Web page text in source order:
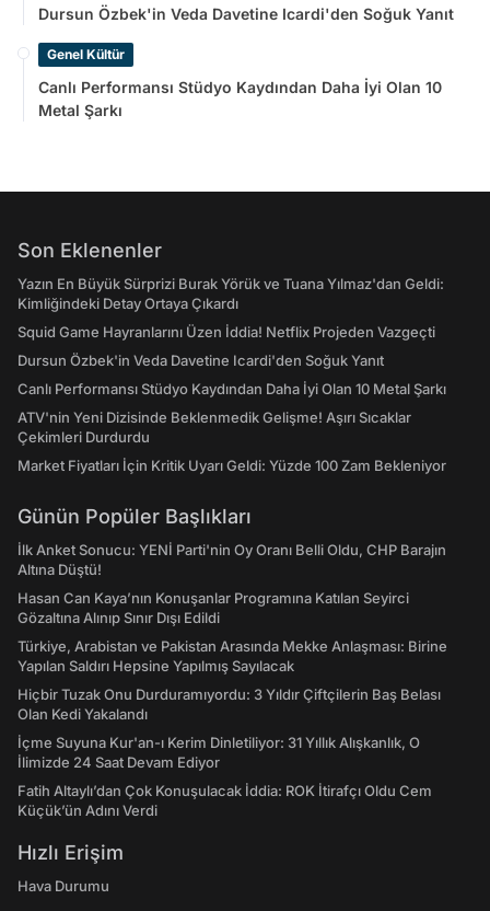
Dursun Özbek'in Veda Davetine Icardi'den Soğuk Yanıt
Genel Kültür
Canlı Performansı Stüdyo Kaydından Daha İyi Olan 10
Metal Şarkı
Son Eklenenler
Yazın En Büyük Sürprizi Burak Yörük ve Tuana Yılmaz'dan Geldi:
Kimliğindeki Detay Ortaya Çıkardı
Squid Game Hayranlarını Üzen İddia! Netflix Projeden Vazgeçti
Dursun Özbek'in Veda Davetine Icardi'den Soğuk Yanıt
Canlı Performansı Stüdyo Kaydından Daha İyi Olan 10 Metal Şarkı
ATV'nin Yeni Dizisinde Beklenmedik Gelişme! Aşırı Sıcaklar
Çekimleri Durdurdu
Market Fiyatları İçin Kritik Uyarı Geldi: Yüzde 100 Zam Bekleniyor
Günün Popüler Başlıkları
İlk Anket Sonucu: YENİ Parti'nin Oy Oranı Belli Oldu, CHP Barajın
Altına Düştü!
Hasan Can Kaya’nın Konuşanlar Programına Katılan Seyirci
Gözaltına Alınıp Sınır Dışı Edildi
Türkiye, Arabistan ve Pakistan Arasında Mekke Anlaşması: Birine
Yapılan Saldırı Hepsine Yapılmış Sayılacak
Hiçbir Tuzak Onu Durduramıyordu: 3 Yıldır Çiftçilerin Baş Belası
Olan Kedi Yakalandı
İçme Suyuna Kur'an-ı Kerim Dinletiliyor: 31 Yıllık Alışkanlık, O
İlimizde 24 Saat Devam Ediyor
Fatih Altaylı’dan Çok Konuşulacak İddia: ROK İtirafçı Oldu Cem
Küçük’ün Adını Verdi
Hızlı Erişim
Hava Durumu